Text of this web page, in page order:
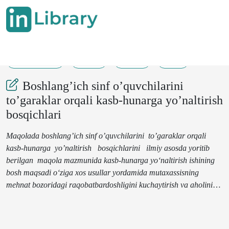
Boshlang’ich sinf o’quvchilarini
to’garaklar orqali kasb-hunarga yo’naltirish
bosqichlari
Maqolada boshlang’ich sinf o’quvchilarini to’garaklar orqali
kasb-hunarga yo’naltirish bosqichlarini ilmiy asosda yoritib
berilgan maqola mazmunida kasb-hunarga yo‘naltirish ishining
bosh maqsadi o‘ziga xos usullar yordamida mutaxassisning
mehnat bozoridagi raqobatbardoshligini kuchaytirish va aholining